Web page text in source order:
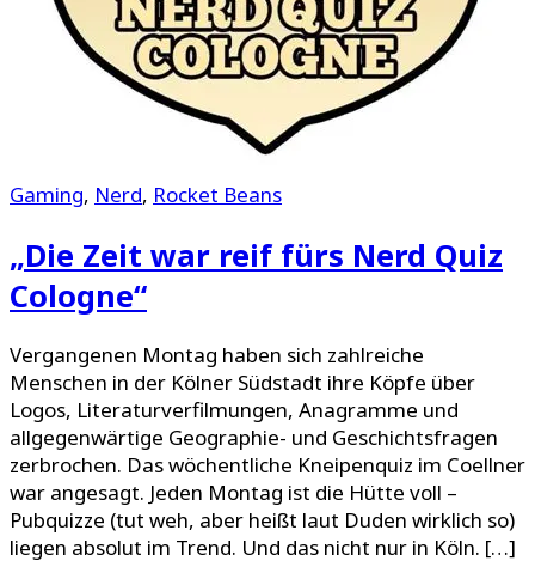
Gaming, Nerd, Rocket Beans
„Die Zeit war reif fürs Nerd Quiz
Cologne“
Vergangenen Montag haben sich zahlreiche
Menschen in der Kölner Südstadt ihre Köpfe über
Logos, Literaturverfilmungen, Anagramme und
allgegenwärtige Geographie- und Geschichtsfragen
zerbrochen. Das wöchentliche Kneipenquiz im Coellner
war angesagt. Jeden Montag ist die Hütte voll –
Pubquizze (tut weh, aber heißt laut Duden wirklich so)
liegen absolut im Trend. Und das nicht nur in Köln. […]